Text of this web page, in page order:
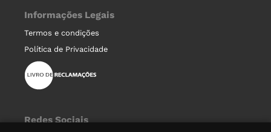
Informações Legais
Termos e condições
Política de Privacidade
Redes Sociais